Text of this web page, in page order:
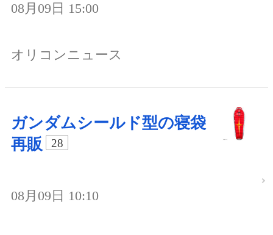
08月09日 15:00
オリコンニュース
ガンダムシールド型の寝袋
再販
28
08月09日 10:10